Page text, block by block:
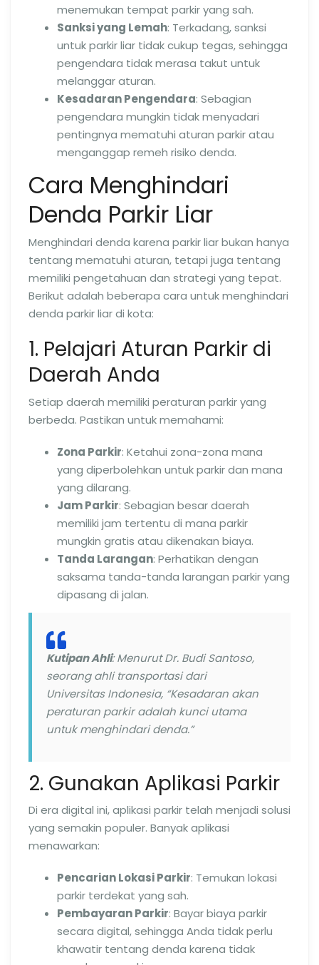
menemukan tempat parkir yang sah.
Sanksi yang Lemah: Terkadang, sanksi
untuk parkir liar tidak cukup tegas, sehingga
pengendara tidak merasa takut untuk
melanggar aturan.
Kesadaran Pengendara: Sebagian
pengendara mungkin tidak menyadari
pentingnya mematuhi aturan parkir atau
menganggap remeh risiko denda.
Cara Menghindari
Denda Parkir Liar
Menghindari denda karena parkir liar bukan hanya
tentang mematuhi aturan, tetapi juga tentang
memiliki pengetahuan dan strategi yang tepat.
Berikut adalah beberapa cara untuk menghindari
denda parkir liar di kota:
1. Pelajari Aturan Parkir di
Daerah Anda
Setiap daerah memiliki peraturan parkir yang
berbeda. Pastikan untuk memahami:
Zona Parkir: Ketahui zona-zona mana
yang diperbolehkan untuk parkir dan mana
yang dilarang.
Jam Parkir: Sebagian besar daerah
memiliki jam tertentu di mana parkir
mungkin gratis atau dikenakan biaya.
Tanda Larangan: Perhatikan dengan
saksama tanda-tanda larangan parkir yang
dipasang di jalan.
Kutipan Ahli: Menurut Dr. Budi Santoso,
seorang ahli transportasi dari
Universitas Indonesia, “Kesadaran akan
peraturan parkir adalah kunci utama
untuk menghindari denda.”
2. Gunakan Aplikasi Parkir
Di era digital ini, aplikasi parkir telah menjadi solusi
yang semakin populer. Banyak aplikasi
menawarkan:
Pencarian Lokasi Parkir: Temukan lokasi
parkir terdekat yang sah.
Pembayaran Parkir: Bayar biaya parkir
secara digital, sehingga Anda tidak perlu
khawatir tentang denda karena tidak